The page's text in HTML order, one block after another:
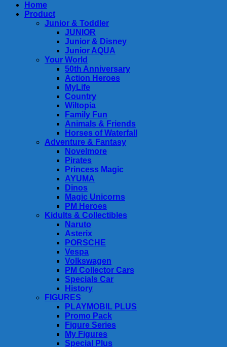
Home
Product
Junior & Toddler
JUNIOR
Junior & Disney
Junior AQUA
Your World
50th Anniversary
Action Heroes
MyLife
Country
Wiltopia
Family Fun
Animals & Friends
Horses of Waterfall
Adventure & Fantasy
Novelmore
Pirates
Princess Magic
AYUMA
Dinos
Magic Unicorns
PM Heroes
Kidults & Collectibles
Naruto
Asterix
PORSCHE
Vespa
Volkswagen
PM Collector Cars
Specials Car
History
FIGURES
PLAYMOBIL PLUS
Promo Pack
Figure Series
My Figures
Special Plus